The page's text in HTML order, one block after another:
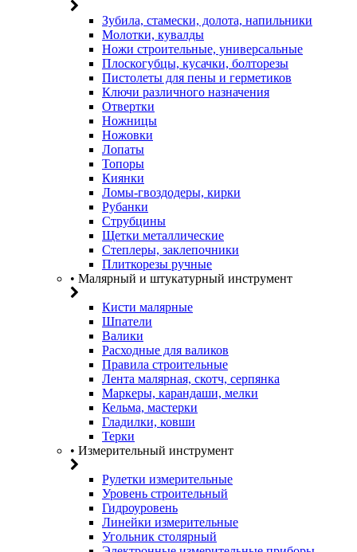
Зубила, стамески, долота, напильники
Молотки, кувалды
Ножи строительные, универсальные
Плоскогубцы, кусачки, болторезы
Пистолеты для пены и герметиков
Ключи различного назначения
Отвертки
Ножницы
Ножовки
Лопаты
Топоры
Киянки
Ломы-гвоздодеры, кирки
Рубанки
Струбцины
Щетки металлические
Степлеры, заклепочники
Плиткорезы ручные
• Малярный и штукатурный инструмент
Кисти малярные
Шпатели
Валики
Расходные для валиков
Правила строительные
Лента малярная, скотч, серпянка
Маркеры, карандаши, мелки
Кельма, мастерки
Гладилки, ковши
Терки
• Измерительный инструмент
Рулетки измерительные
Уровень строительный
Гидроуровень
Линейки измерительные
Угольник столярный